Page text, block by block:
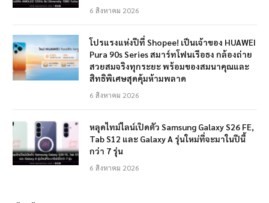
6 สิงหาคม 2026
โปรแรงแห่งปีที่ Shopee! เป็นเจ้าของ HUAWEI
Pura 90s Series สมาร์ทโฟนเรือธง กล้องถ่าย
สวยสมจริงทุกระยะ พร้อมของสมนาคุณและ
สิทธิพิเศษสุดคุ้มห้ามพลาด
6 สิงหาคม 2026
หลุดไทม์ไลน์เปิดตัว Samsung Galaxy S26 FE,
Tab S12 และ Galaxy A รุ่นใหม่ที่จะมาในปีนี้
กว่า 7 รุ่น
6 สิงหาคม 2026